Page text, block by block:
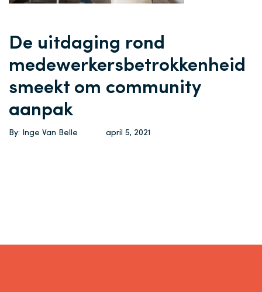
De uitdaging rond
medewerkersbetrokkenheid
smeekt om community
aanpak
By: Inge Van Belle april 5, 2021